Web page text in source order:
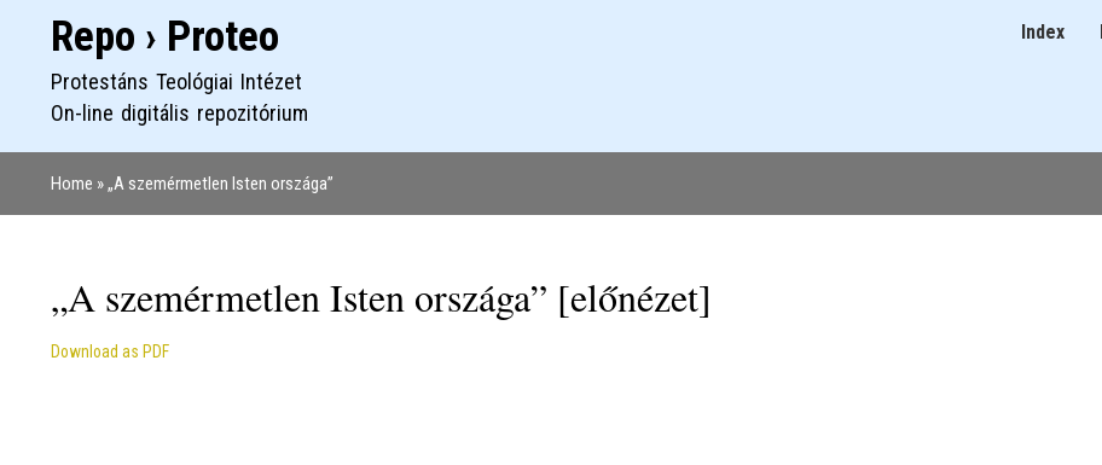
MainIndex
Repo › Proteo
Protestáns Teológiai Intézet
On-line digitális repozitórium
Home „A szemérmetlen Isten országa”
„A szemérmetlen Isten országa” [előnézet]
Download as PDF